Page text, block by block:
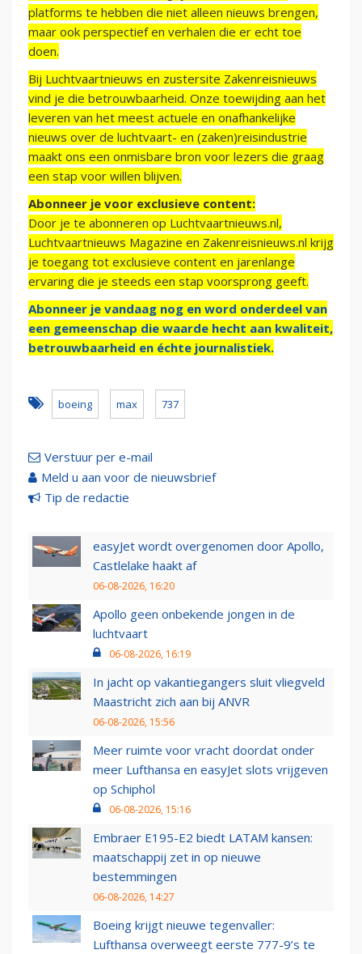
platforms te hebben die niet alleen nieuws brengen,
maar ook perspectief en verhalen die er echt toe
doen.
Bij Luchtvaartnieuws en zustersite Zakenreisnieuws
vind je die betrouwbaarheid. Onze toewijding aan het
leveren van het meest actuele en onafhankelijke
nieuws over de luchtvaart- en (zaken)reisindustrie
maakt ons een onmisbare bron voor lezers die graag
een stap voor willen blijven.
Abonneer je voor exclusieve content:
Door je te abonneren op Luchtvaartnieuws.nl,
Luchtvaartnieuws Magazine en Zakenreisnieuws.nl krijg
je toegang tot exclusieve content en jarenlange
ervaring die je steeds een stap voorsprong geeft.
Abonneer je vandaag nog en word onderdeel van
een gemeenschap die waarde hecht aan kwaliteit,
betrouwbaarheid en échte journalistiek.
boeing max 737
Verstuur per e-mail
Meld u aan voor de nieuwsbrief
Tip de redactie
easyJet wordt overgenomen door Apollo,
Castlelake haakt af
06-08-2026, 16:20
Apollo geen onbekende jongen in de
luchtvaart
06-08-2026, 16:19
In jacht op vakantiegangers sluit vliegveld
Maastricht zich aan bij ANVR
06-08-2026, 15:56
Meer ruimte voor vracht doordat onder
meer Lufthansa en easyJet slots vrijgeven
op Schiphol
06-08-2026, 15:16
Embraer E195-E2 biedt LATAM kansen:
maatschappij zet in op nieuwe
bestemmingen
06-08-2026, 14:27
Boeing krijgt nieuwe tegenvaller:
Lufthansa overweegt eerste 777-9’s te